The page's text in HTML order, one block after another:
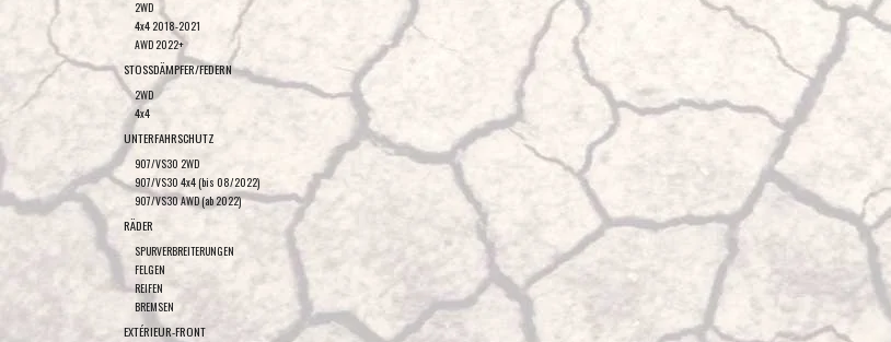
2WD
4x4 2018-2021
AWD 2022+
STOSSDÄMPFER/FEDERN
2WD
4x4
UNTERFAHRSCHUTZ
907/VS30 2WD
907/VS30 4x4 (bis 08/2022)
907/VS30 AWD (ab 2022)
RÄDER
SPURVERBREITERUNGEN
FELGEN
REIFEN
BREMSEN
EXTÉRIEUR-FRONT